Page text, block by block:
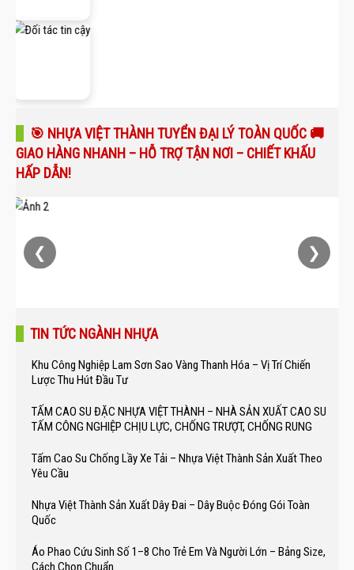
🎯 NHỰA VIỆT THÀNH TUYỂN ĐẠI LÝ TOÀN QUỐC 🚚
GIAO HÀNG NHANH – HỖ TRỢ TẬN NƠI – CHIẾT KHẤU
HẤP DẪN!
❮ ❯
TIN TỨC NGÀNH NHỰA
Khu Công Nghiệp Lam Sơn Sao Vàng Thanh Hóa – Vị Trí Chiến
Lược Thu Hút Đầu Tư
TẤM CAO SU ĐẶC NHỰA VIỆT THÀNH – NHÀ SẢN XUẤT CAO SU
TẤM CÔNG NGHIỆP CHỊU LỰC, CHỐNG TRƯỢT, CHỐNG RUNG
Tấm Cao Su Chống Lầy Xe Tải – Nhựa Việt Thành Sản Xuất Theo
Yêu Cầu
Nhựa Việt Thành Sản Xuất Dây Đai – Dây Buộc Đóng Gói Toàn
Quốc
Áo Phao Cứu Sinh Số 1–8 Cho Trẻ Em Và Người Lớn – Bảng Size,
Cách Chọn Chuẩn